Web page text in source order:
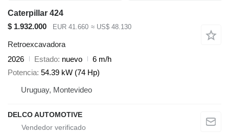
Caterpillar 424
$ 1.932.000
EUR 41.660 ≈ US$ 48.130
Retroexcavadora
2026
Estado nuevo
6 m/h
Potencia 54.39 kW (74 Hp)
Uruguay, Montevideo
DELCO AUTOMOTIVE